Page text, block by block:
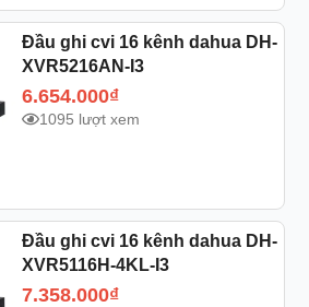
Đầu ghi cvi 16 kênh dahua DH-
XVR5216AN-I3
6.654.000₫
1095 lượt xem
Đầu ghi cvi 16 kênh dahua DH-
XVR5116H-4KL-I3
7.358.000₫